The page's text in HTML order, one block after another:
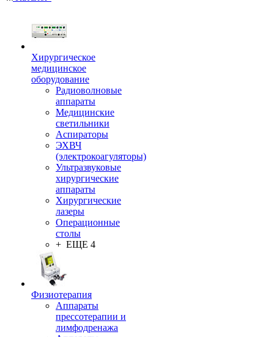
Хирургическое
медицинское
оборудование
Радиоволновые
аппараты
Медицинские
светильники
Аспираторы
ЭХВЧ
(электрокоагуляторы)
Ультразвуковые
хирургические
аппараты
Хирургические
лазеры
Операционные
столы
+ ЕЩЕ 4
Физиотерапия
Аппараты
прессотерапии и
лимфодренажа